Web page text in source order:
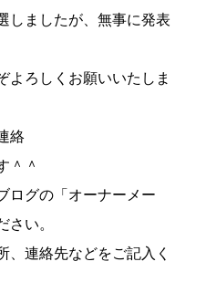
しましたが、無事に発表
よろしくお願いいたしま
絡
＾＾
ログの「オーナーメー
さい。
、連絡先などをご記入く